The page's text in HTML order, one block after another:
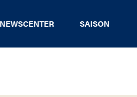
NEWSCENTER SAISON